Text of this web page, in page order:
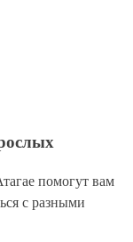
помогут вам
с разными